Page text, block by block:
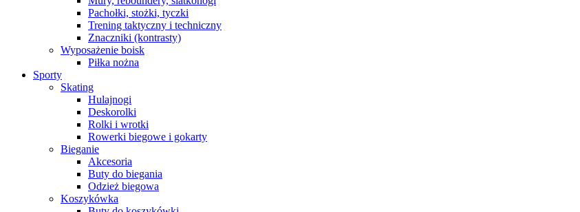
Pachołki, stożki, tyczki
Trening taktyczny i techniczny
Znaczniki (kontrasty)
Wyposażenie boisk
Piłka nożna
Sporty
Skating
Hulajnogi
Deskorolki
Rolki i wrotki
Rowerki biegowe i gokarty
Bieganie
Akcesoria
Buty do biegania
Odzież biegowa
Koszykówka